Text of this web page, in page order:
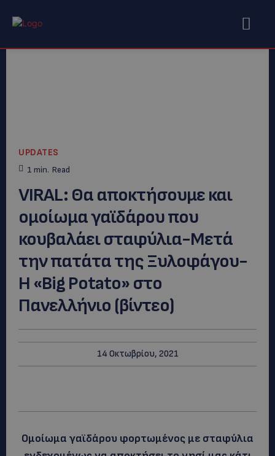
UPDATES
1 min. Read
VIRAL: Θα αποκτήσουμε και
ομοίωμα γαϊδάρου που
κουβαλάει σταφύλια-Μετά
την πατάτα της Ξυλοφάγου-
Η «Big Ρotato» στο
Πανελλήνιο (βίντεο)
14 Οκτωβρίου, 2021
Ομοίωμα γαϊδάρου φορτωμένος με σταφύλια